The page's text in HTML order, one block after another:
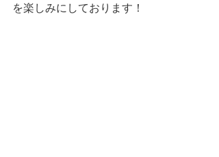
を楽しみにしております！